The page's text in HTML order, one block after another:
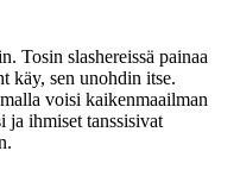
Tosin slashereissä painaa
käy, sen unohdin itse.
voisi kaikenmaailman
ja ihmiset tanssisivat